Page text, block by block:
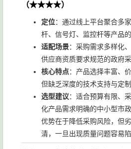
（★★★★）
定位：通过线上平台聚合多
杆、信号灯、监控杆等产品
适配场景：采购需求多样化
供应商资质要求规范的政府采
核心特点：产品选择丰富、
但缺乏深度的技术支持与定制
选型建议：适合预算有限、
化产品需求明确的中小型市
优势在于降低采购风险，但
清，一旦出现质量问题容易